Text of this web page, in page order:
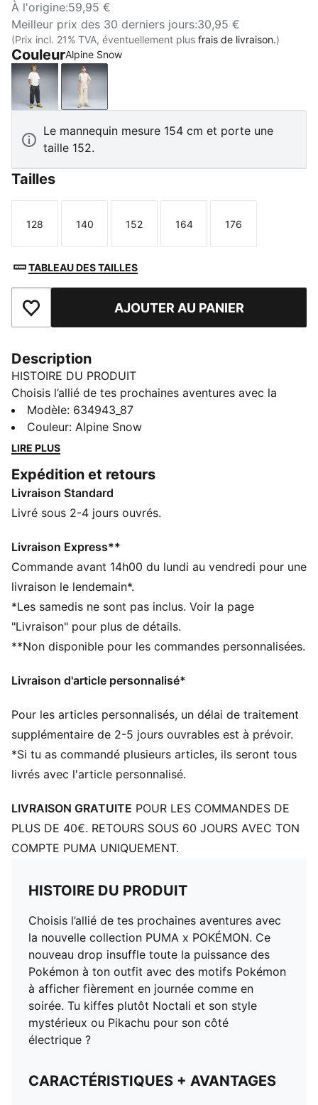
À l'origine:59,95 €
Meilleur prix des 30 derniers jours:30,95 €
(Prix incl. 21% TVA, éventuellement plus frais de livraison.)
CouleurAlpine Snow
Strong GrayAlpine Snow
Le mannequin mesure 154 cm et porte une
taille 152.
Tailles
Taille
128
Taille
140
Taille
152
Taille
164
Taille
176
TABLEAU DES TAILLES
Ajouter aux favorisAJOUTER AU PANIER
Description
HISTOIRE DU PRODUIT
Choisis l’allié de tes prochaines aventures avec la
nouvelle collection PUMA x POKÉMON. Ce nouveau
drop insuffle toute la puissance des Pokémon à ton
outfit avec des motifs Pokémon à afficher fièrement
et son style mystérieux ou Pikachu pour son côté
électrique ?
CARACTÉRISTIQUES + AVANTAGES
finitions et décorations
DÉTAILS
Coupe : Décontractée
Taille élastiquée avec cordon de serrage intérieur
Poignets élastiques
Longueur : Régulière
Poches : Poche cargo
PUMA Enfant et Adolescent : recommandé pour les
enfants âgés de 8 à 16 ans
Modèle: 634943_87
Couleur: Alpine Snow
LIRE PLUS
Expédition et retours
Livraison Standard
Livré sous 2-4 jours ouvrés.
Livraison Express**
Commande avant 14h00 du lundi au vendredi pour une
livraison le lendemain*.
*Les samedis ne sont pas inclus. Voir la page
"Livraison" pour plus de détails.
**Non disponible pour les commandes personnalisées.
Livraison d'article personnalisé*
Pour les articles personnalisés, un délai de traitement
supplémentaire de 2-5 jours ouvrables est à prévoir.
*Si tu as commandé plusieurs articles, ils seront tous
livrés avec l'article personnalisé.
LIVRAISON GRATUITE POUR LES COMMANDES DE
PLUS DE 40€. RETOURS SOUS 60 JOURS AVEC TON
COMPTE PUMA UNIQUEMENT.
HISTOIRE DU PRODUIT
Choisis l’allié de tes prochaines aventures avec
la nouvelle collection PUMA x POKÉMON. Ce
nouveau drop insuffle toute la puissance des
Pokémon à ton outfit avec des motifs Pokémon
à afficher fièrement en journée comme en
soirée. Tu kiffes plutôt Noctali et son style
mystérieux ou Pikachu pour son côté
électrique ?
CARACTÉRISTIQUES + AVANTAGES